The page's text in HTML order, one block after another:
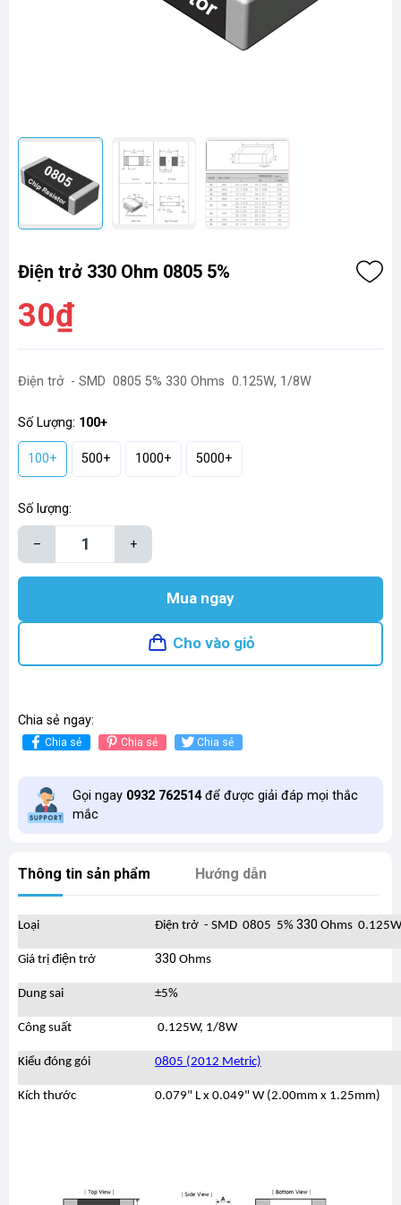
Điện trở 330 Ohm 0805 5%
30₫
Điện trở - SMD 0805 5% 330 Ohms 0.125W, 1/8W
Số Lượng: 100+
100+ 500+ 1000+ 5000+
Số lượng:
– +
Mua ngay
Cho vào giỏ
Chia sẻ ngay:
Chia sẻ Chia sẻ Chia sẻ
Gọi ngay 0932 762514để được giải đáp mọi thắc
mắc
Thông tin sản phẩm Hướng dẫn
Loại Điện trở - SMD 0805 5% 330 Ohms
Giá trị điện trở 330 Ohms
Dung sai ±5%
Công suất 0.125W, 1/8W
Kiểu đóng gói 0805 (2012 Metric)
Kích thước 0.079" L x 0.049" W (2.00mm x 1.25mm)